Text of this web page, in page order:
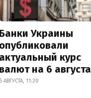
Банки Украины
опубликовали
актуальный курс
валют на 6 августа
6 АВГУСТА, 11:20